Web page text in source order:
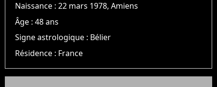
Naissance :22 mars 1978, Amiens
Âge :48 ans
Signe astrologique : Bélier
Résidence : France